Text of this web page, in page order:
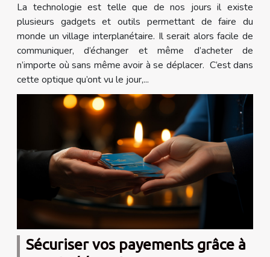
La technologie est telle que de nos jours il existe
plusieurs gadgets et outils permettant de faire du
monde un village interplanétaire. Il serait alors facile de
communiquer, d’échanger et même d’acheter de
n’importe où sans même avoir à se déplacer. C’est dans
cette optique qu’ont vu le jour,...
Sécuriser vos payements grâce à